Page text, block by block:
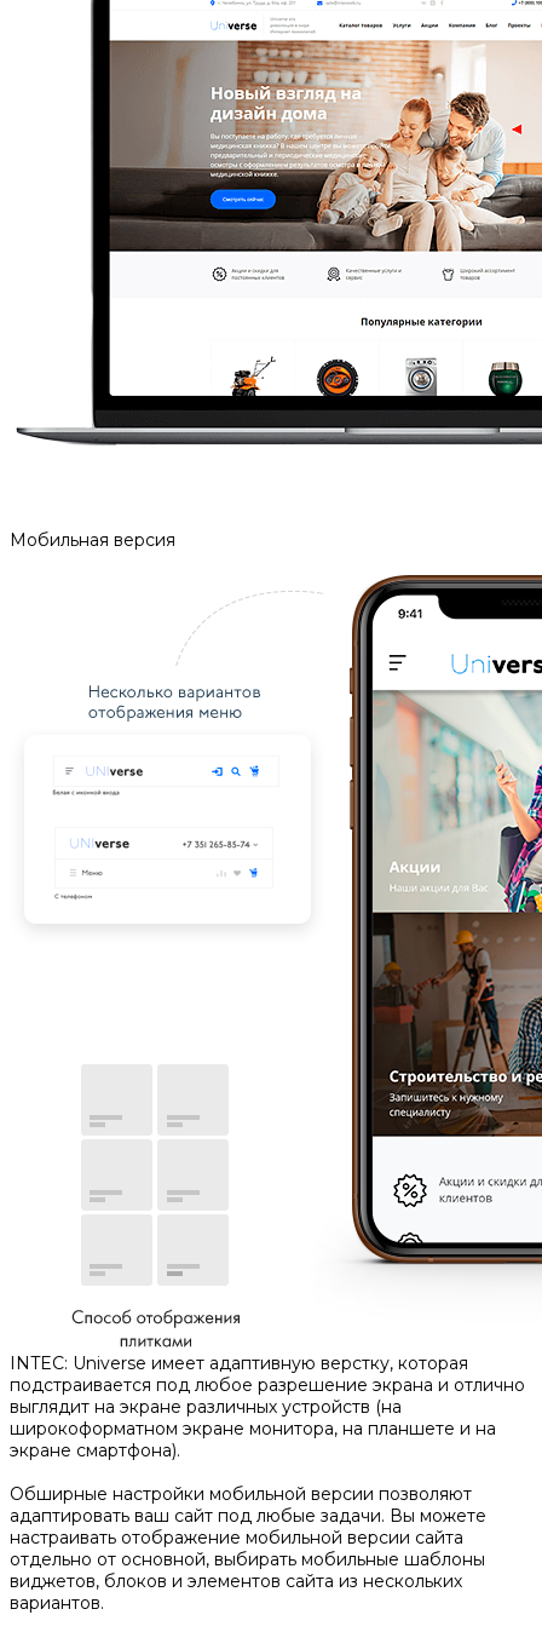
Мобильная версия
INTEC: Universe имеет адаптивную верстку, которая
подстраивается под любое разрешение экрана и отлично
выглядит на экране различных устройств (на
широкоформатном экране монитора, на планшете и на
экране смартфона).
Обширные настройки мобильной версии позволяют
адаптировать ваш сайт под любые задачи. Вы можете
настраивать отображение мобильной версии сайта
отдельно от основной, выбирать мобильные шаблоны
виджетов, блоков и элементов сайта из нескольких
вариантов.